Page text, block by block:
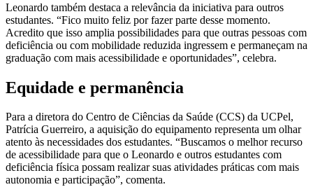
Leonardo também destaca a relevância da iniciativa para outros
estudantes. “Fico muito feliz por fazer parte desse momento.
Acredito que isso amplia possibilidades para que outras pessoas com
deficiência ou com mobilidade reduzida ingressem e permaneçam na
graduação com mais acessibilidade e oportunidades”, celebra.
Equidade e permanência
Para a diretora do Centro de Ciências da Saúde (CCS) da UCPel,
Patrícia Guerreiro, a aquisição do equipamento representa um olhar
atento às necessidades dos estudantes. “Buscamos o melhor recurso
de acessibilidade para que o Leonardo e outros estudantes com
deficiência física possam realizar suas atividades práticas com mais
autonomia e participação”, comenta.